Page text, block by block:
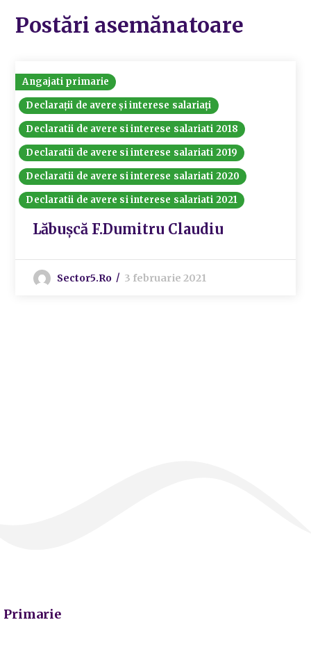
Postări asemănatoare
Angajati primarie
Declarații de avere și interese salariați
Declaratii de avere si interese salariati 2018
Declaratii de avere si interese salariati 2019
Declaratii de avere si interese salariati 2020
Declaratii de avere si interese salariati 2021
Lăbușcă F.Dumitru Claudiu
Sector5.ro 3 februarie 2021
Primarie